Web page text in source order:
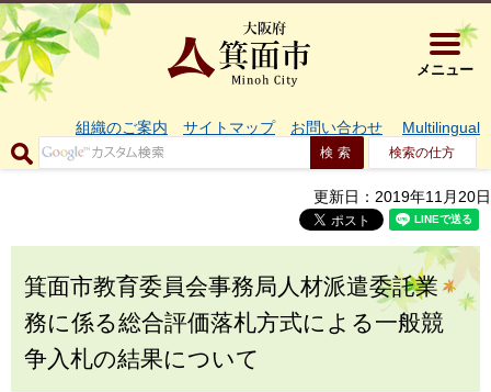
大阪府箕
メニュー
組織のご案内 サイトマップ お問い合わせ Multilingual
検索の仕方
更新日：2019年11月20日
箕面市教育委員会事務局人材派遣委託業
務に係る総合評価落札方式による一般競
争入札の結果について